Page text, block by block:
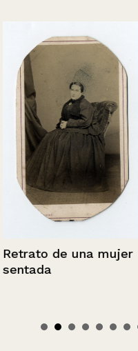
Retrato de una mujer
sentada